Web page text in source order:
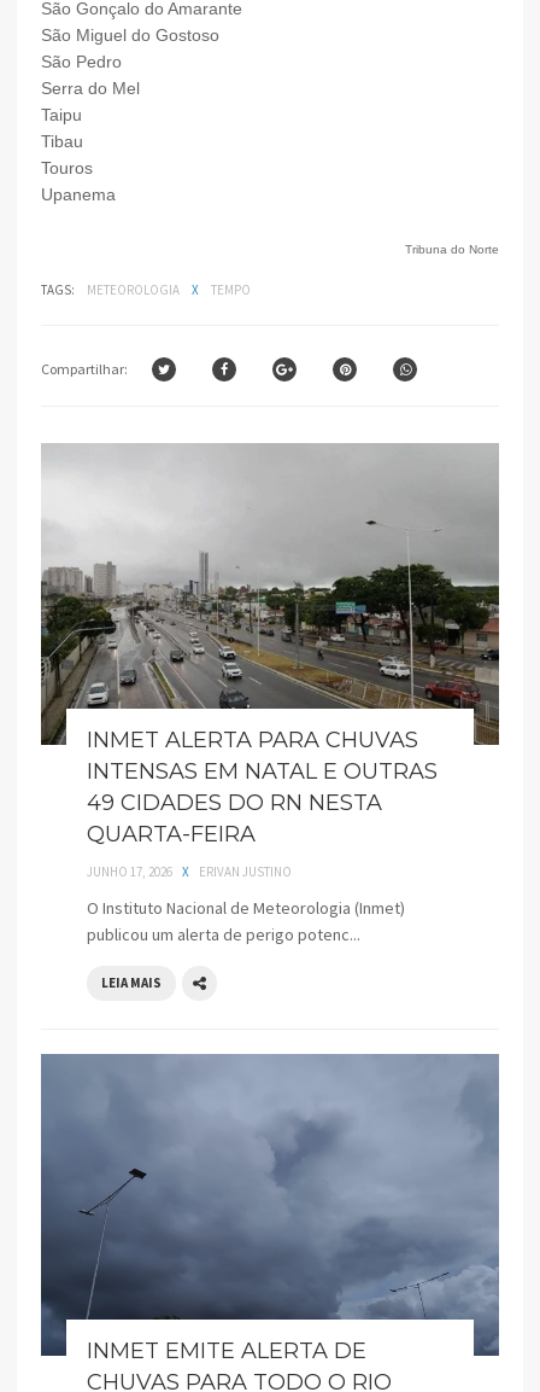
São Gonçalo do Amarante
São Miguel do Gostoso
São Pedro
Serra do Mel
Taipu
Tibau
Touros
Upanema
Tribuna do Norte
TAGS: METEOROLOGIA X TEMPO
Compartilhar:
INMET ALERTA PARA CHUVAS
INTENSAS EM NATAL E OUTRAS
49 CIDADES DO RN NESTA
QUARTA-FEIRA
JUNHO 17, 2026 X ERIVAN JUSTINO
O Instituto Nacional de Meteorologia (Inmet)
publicou um alerta de perigo potenc...
LEIA MAIS
INMET EMITE ALERTA DE
CHUVAS PARA TODO O RIO